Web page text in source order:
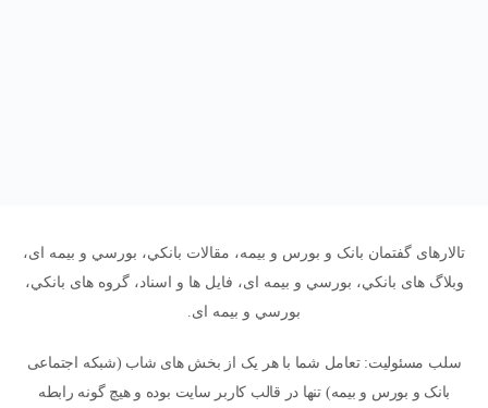
تالارهای گفتمان بانک و بورس و بیمه، مقالات بانکي، بورسي و بیمه ای،
وبلاگ های بانکي، بورسي و بیمه ای، فایل ها و اسناد، گروه های بانکي،
بورسي و بیمه ای.
سلب مسئولیت: تعامل شما با هر یک از بخش های شاب (شبکه اجتماعی
بانک و بورس و بیمه) تنها در قالب کاربر سایت بوده و هیچ گونه رابطه